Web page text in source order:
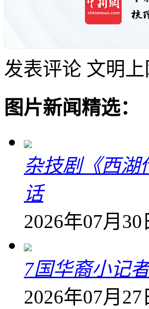
发表评论 文明
图片新闻精选：
杂技剧《西湖
话
2026年07月30
7国华裔小记
2026年07月27